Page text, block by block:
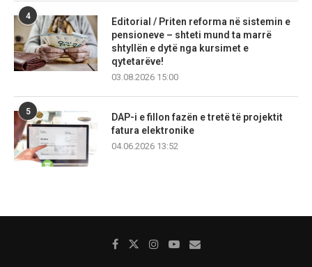
4
Editorial / Priten reforma në sistemin e
pensioneve – shteti mund ta marrë
shtyllën e dytë nga kursimet e
qytetarëve!
03.08.2026 15:00
5
DAP-i e fillon fazën e tretë të projektit
fatura elektronike
04.06.2026 13:52